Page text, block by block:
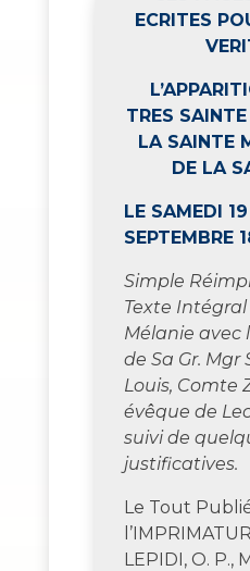
ECRITES
TRES
LA SAINTE
DE LA
LE SAMEDI 19
SEPTEMBRE
Simple
Texte
Mélanie avec
de Sa Gr. Mgr
Louis, Comte
évêque de
suivi de
justificatives.
Le Tout
LEPIDI, O. P.,